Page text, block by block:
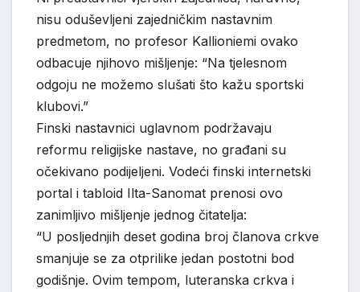
nisu oduševljeni zajedničkim nastavnim
predmetom, no profesor Kallioniemi ovako
odbacuje njihovo mišljenje: “Na tjelesnom
odgoju ne možemo slušati što kažu sportski
klubovi.”
Finski nastavnici uglavnom podržavaju
reformu religijske nastave, no građani su
očekivano podijeljeni. Vodeći finski internetski
portal i tabloid Ilta-Sanomat prenosi ovo
zanimljivo mišljenje jednog čitatelja:
“U posljednjih deset godina broj članova crkve
smanjuje se za otprilike jedan postotni bod
godišnje. Ovim tempom, luteranska crkva i